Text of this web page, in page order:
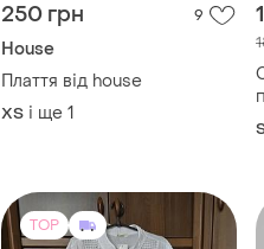
250 грн 9
House
Плаття від house
ХS і ще 1
TOP